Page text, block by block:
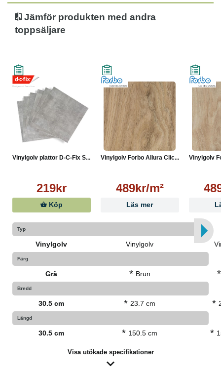
Jämför produkten med andra
toppsäljare
Vinylgolv plattor D-C-Fix S...
219kr
Köp
Vinylgolv Forbo Allura Clic...
489kr/m²
Läs mer
Vinylgolv
Typ
Vinylgolv Vinylgolv
Färg
Grå * Brun *
Bredd
30.5 cm * 23.7 cm *
Längd
30.5 cm * 150.5 cm *
Visa utökade specifikationer